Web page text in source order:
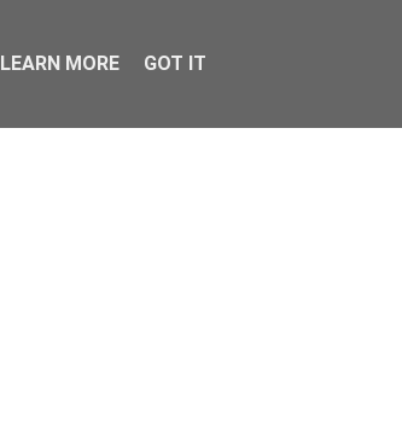
LEARN MORE GOT IT